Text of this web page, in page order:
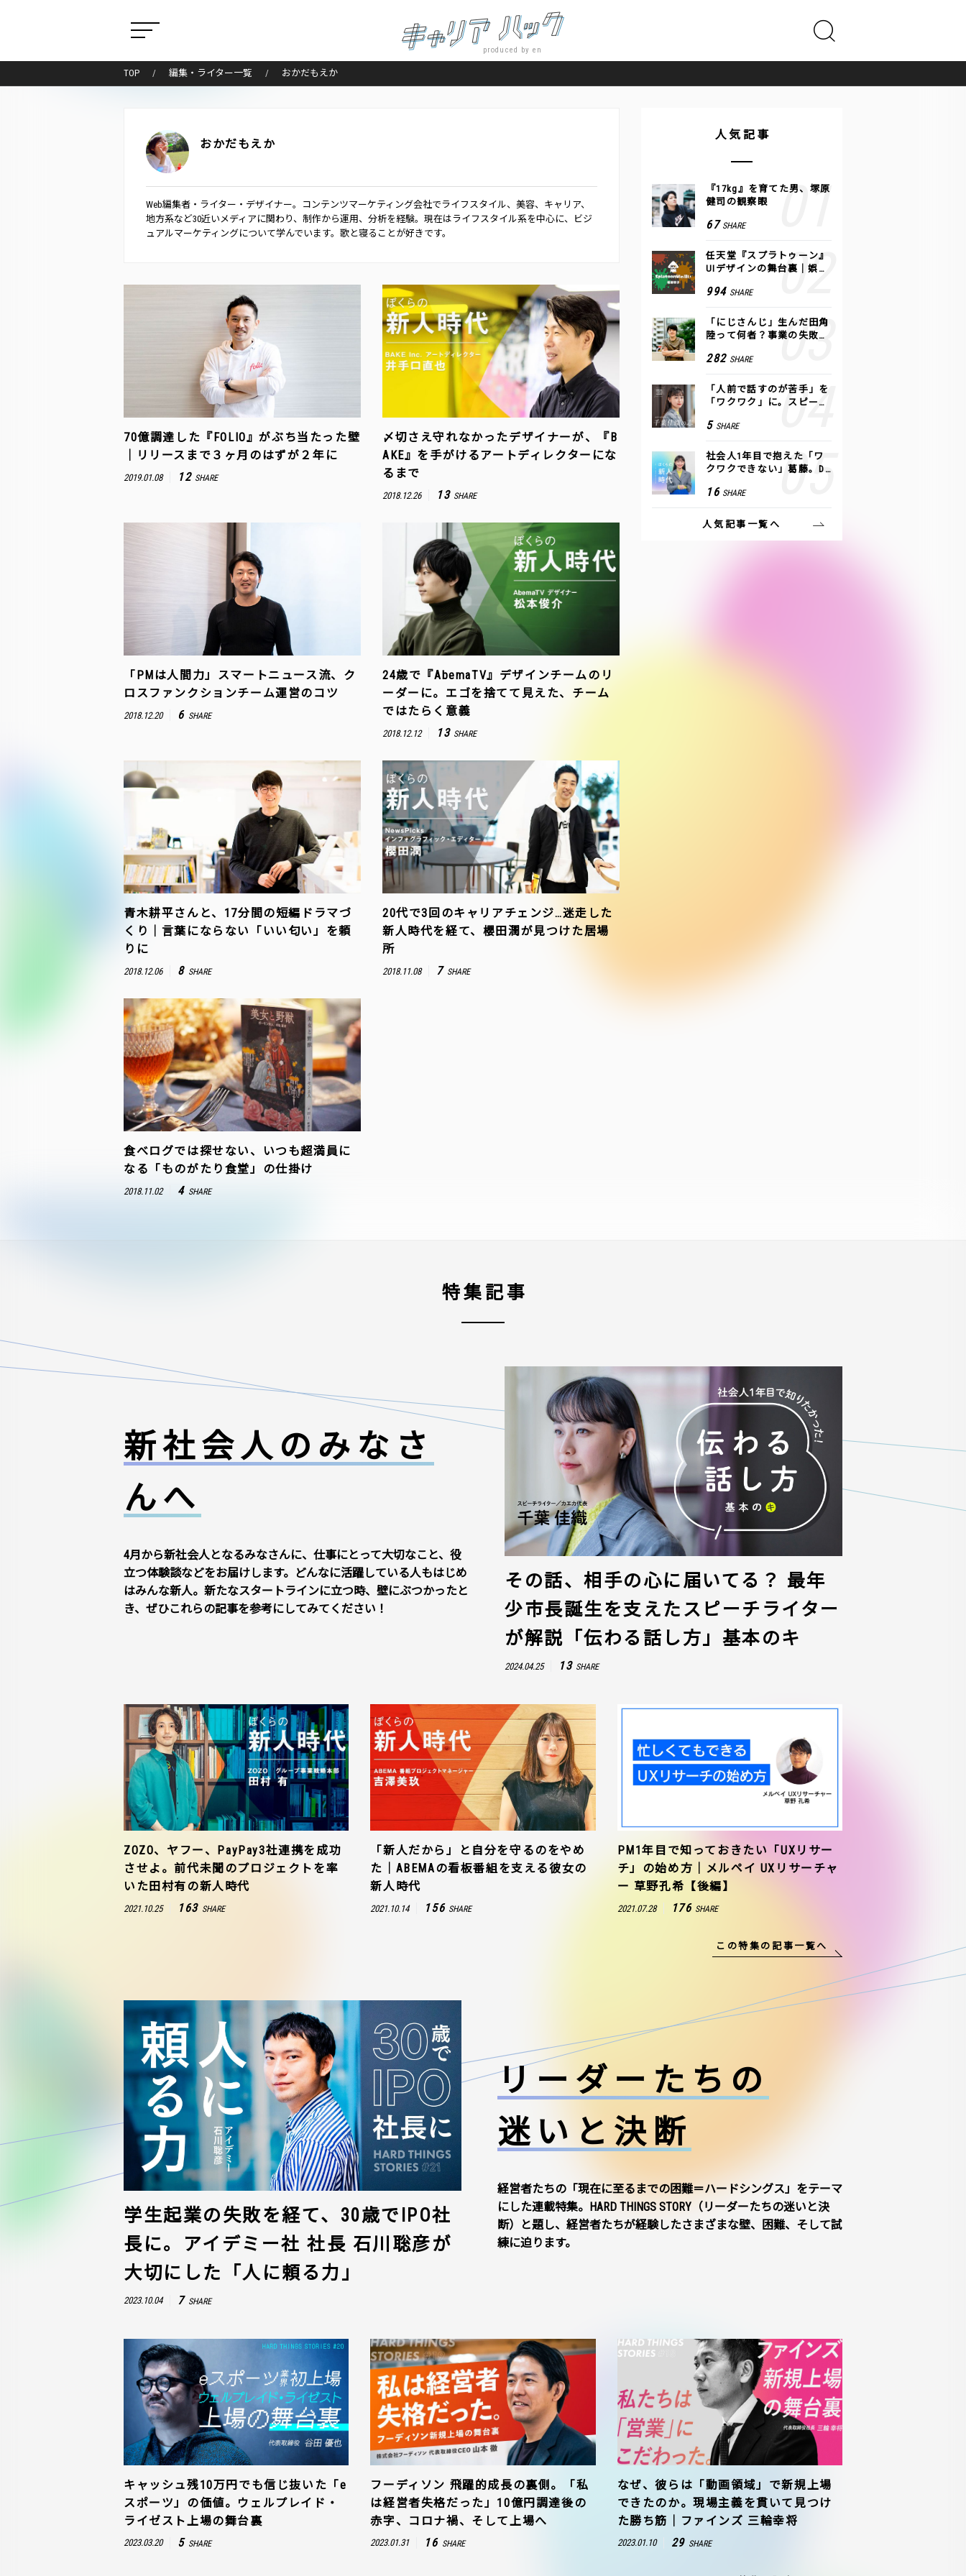
produced by en
TOP 編集・ライター一覧 おかだもえか
おかだもえか
Web編集者・ライター・デザイナー。コンテンツマーケティング会社でライフスタイル、美容、キャリア、
地方系など30近いメディアに関わり、制作から運用、分析を経験。現在はライフスタイル系を中心に、ビジ
ュアルマーケティングについて学んでいます。歌と寝ることが好きです。
70億調達した『FOLIO』がぶち当たった壁
｜リリースまで３ヶ月のはずが２年に
2019.01.08 12 SHARE
〆切さえ守れなかったデザイナーが、『B
AKE』を手がけるアートディレクターにな
るまで
2018.12.26 13 SHARE
「PMは人間力」スマートニュース流、ク
ロスファンクションチーム運営のコツ
2018.12.20 6 SHARE
24歳で『AbemaTV』デザインチームのリ
ーダーに。エゴを捨てて見えた、チーム
ではたらく意義
2018.12.12 13 SHARE
青木耕平さんと、17分間の短編ドラマづ
くり｜言葉にならない「いい匂い」を頼
りに
2018.12.06 8 SHARE
20代で3回のキャリアチェンジ…迷走した
新人時代を経て、櫻田潤が見つけた居場
所
2018.11.08 7 SHARE
食べログでは探せない、いつも超満員に
なる「ものがたり食堂」の仕掛け
2018.11.02 4 SHARE
人気記事
『17kg』を育てた男、塚原
健司の観察眼
67 SHARE
任天堂『スプラトゥーン』
UIデザインの舞台裏｜娯楽
994 SHARE
「にじさんじ」生んだ田角
陸って何者？事業の失敗
COLOR
282 SHARE
「人前で話すのが苦手」を
「ワクワク」に。スピーチ
方トレーニング」に込めた
5 SHARE
社会人1年目で抱えた「ワ
クワクできない」葛藤。De
つけた、私の生きる道
16 SHARE
人気記事一覧へ
特集記事
新社会人のみなさ
んへ
4月から新社会人となるみなさんに、仕事にとって大切なこと、役
立つ体験談などをお届けします。どんなに活躍している人もはじめ
はみんな新人。新たなスタートラインに立つ時、壁にぶつかったと
き、ぜひこれらの記事を参考にしてみてください！
その話、相手の心に届いてる？ 最年
少市長誕生を支えたスピーチライター
が解説「伝わる話し方」基本のキ
2024.04.25 13 SHARE
ZOZO、ヤフー、PayPay3社連携を成功
させよ。前代未聞のプロジェクトを率
いた田村有の新人時代
2021.10.25 163 SHARE
「新人だから」と自分を守るのをやめ
た｜ABEMAの看板番組を支える彼女の
新人時代
2021.10.14 156 SHARE
PM1年目で知っておきたい「UXリサー
チ」の始め方｜メルペイ UXリサーチャ
ー 草野孔希【後編】
2021.07.28 176 SHARE
この特集の記事一覧へ
リーダーたちの
迷いと決断
経営者たちの「現在に至るまでの困難＝ハードシングス」をテーマ
にした連載特集。HARD THINGS STORY（リーダーたちの迷いと決
断）と題し、経営者たちが経験したさまざまな壁、困難、そして試
練に迫ります。
学生起業の失敗を経て、30歳でIPO社
長に。アイデミー社 社長 石川聡彦が
大切にした「人に頼る力」
2023.10.04 7 SHARE
キャッシュ残10万円でも信じ抜いた「e
スポーツ」の価値。ウェルプレイド・
ライゼスト上場の舞台裏
2023.03.20 5 SHARE
フーディソン 飛躍的成長の裏側。「私
は経営者失格だった」10億円調達後の
赤字、コロナ禍、そして上場へ
2023.01.31 16 SHARE
なぜ、彼らは「動画領域」で新規上場
できたのか。現場主義を貫いて見つけ
た勝ち筋｜ファインズ 三輪幸将
2023.01.10 29 SHARE